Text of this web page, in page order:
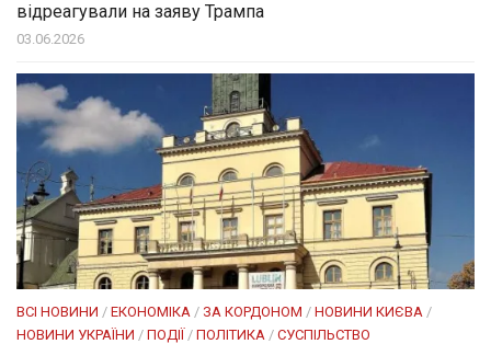
відреагували на заяву Трампа
03.06.2026
ВСІ НОВИНИ / ЕКОНОМІКА / ЗА КОРДОНОМ / НОВИНИ КИЄВА /
НОВИНИ УКРАЇНИ / ПОДІЇ / ПОЛІТИКА / СУСПІЛЬСТВО